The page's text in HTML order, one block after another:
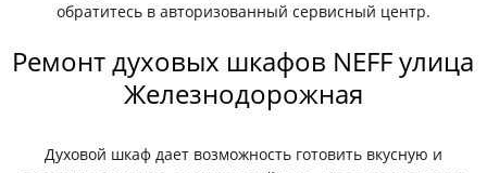
обратитесь в авторизованный сервисный центр.
Ремонт духовых шкафов NEFF улица
Железнодорожная
Духовой шкаф дает возможность готовить вкусную и